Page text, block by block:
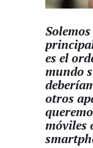
es el
mundo
otros
móviles